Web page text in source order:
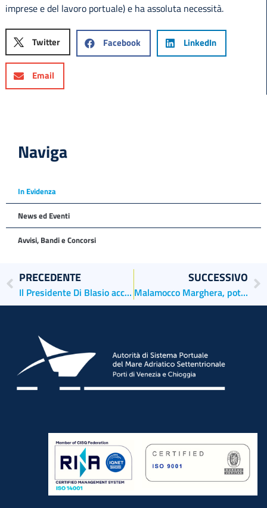
imprese e del lavoro portuale) e ha assoluta necessità.
Twitter Facebook LinkedIn
Email
Naviga
In Evidenza
News ed Eventi
Avvisi, Bandi e Concorsi
PRECEDENTE
Il Presidente Di Blasio accoglie il nuovo Questore di Venezia Gaetano Bonaccorso
SUCCESSIVO
Malamocco Marghera, potenziamento del traffico, più sicurezza e salvaguardia della Laguna